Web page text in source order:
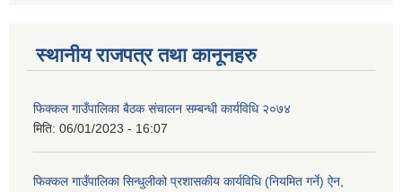
स्थानीय राजपत्र तथा कानूनहरु
फिक्कल गाउँपालिका बैठक संचालन सम्बन्धी कार्यविधि २०७४
मिति: 06/01/2023 - 16:07
फिक्कल गाउँपालिका सिन्धुलीको प्रशासकीय कार्यविधि (नियमित गर्ने) ऐन,